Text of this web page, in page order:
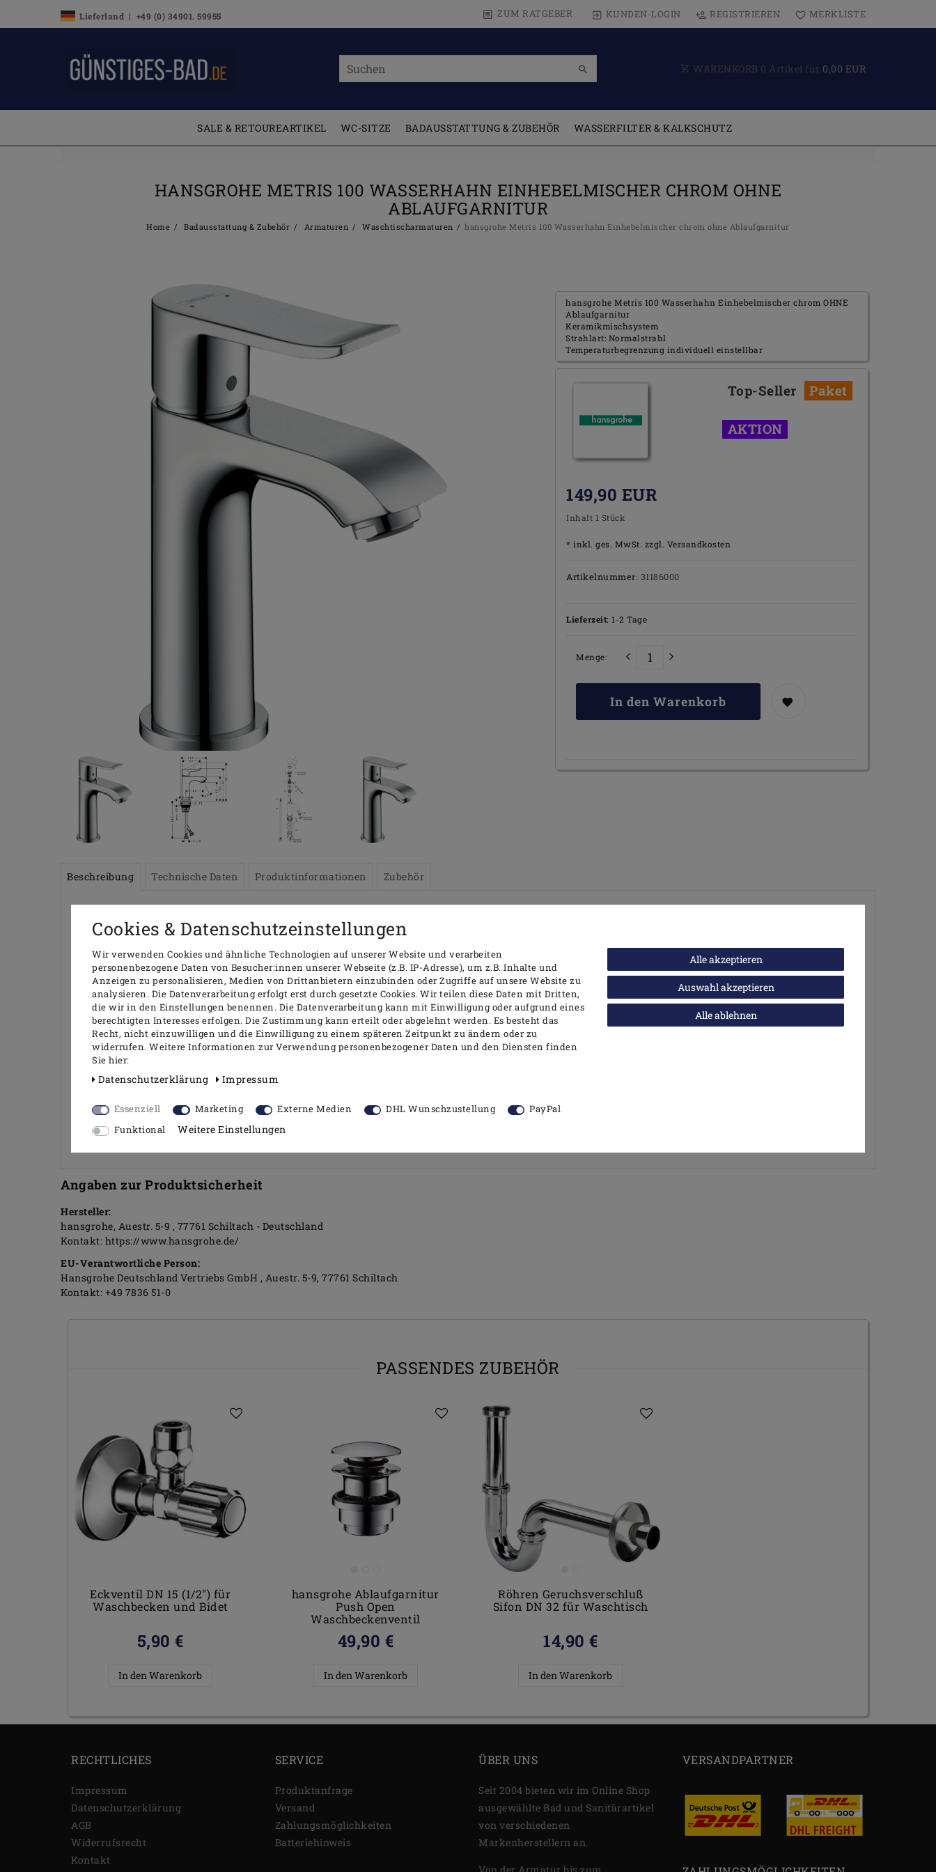
Lieferland | +49 (0) 34901. 59955 ZUM RATGEBER KUNDEN-LOGIN REGISTRIEREN MERKLISTE
WARENKORB 0 Artikel für 0,00 EUR
SALE & RETOUREARTIKEL WC-SITZE BADAUSSTATTUNG & ZUBEHÖR WASSERFILTER & KALKSCHUTZ
HANSGROHE METRIS 100 WASSERHAHN EINHEBELMISCHER CHROM OHNE
ABLAUFGARNITUR
Home Badausstattung & Zubehör Armaturen Waschtischarmaturen hansgrohe Metris 100 Wasserhahn Einhebelmischer chrom ohne Ablaufgarnitur
hansgrohe Metris 100 Wasserhahn Einhebelmischer chrom OHNE
Ablaufgarnitur
Keramikmischsystem
Strahlart: Normalstrahl
Temperaturbegrenzung individuell einstellbar
Top-Seller Paket
AKTION
149,90 EUR
Inhalt 1 Stück
* inkl. ges. MwSt. zzgl. Versandkosten
Artikelnummer: 31186000
Lieferzeit: 1-2 Tage
Menge:
In den Warenkorb
Beschreibung Technische Daten Produktinformationen Zubehör
METRIS100 Einhand-Waschtischbatterie Metris ohne Ablaufganitur für Handwaschbecken | Waschtisch - verchromt
ComfortZone: 100
Ausladung: 89 mm
Auslaufhöhe: 93 mm
Griffvariante: Hebelgriff
Strahlart: Normalstrahl
maximale Durchflussmenge bei 3 bar: 5 l/min
Keramikmischsystem
für Durchlauferhitzer geeignet
Anschlussgröße: DN15
Angaben zur Produktsicherheit
Hersteller:
hansgrohe Auestr. 5-9 77761 Schiltach
Deutschland
Kontakt: https://www.hansgrohe.de/
EU-Verantwortliche Person:
Hansgrohe Deutschland Vertriebs GmbH
Auestr. 5-9 77761 Schiltach
Kontakt: +49 7836 51-0
PASSENDES ZUBEHÖR
Eckventil DN 15 (1/2") für
Waschbecken und Bidet
5,90 €
In den Warenkorb
hansgrohe Ablaufgarnitur
Push Open
Waschbeckenventil
49,90 €
In den Warenkorb
Röhren Geruchsverschluß
Sifon DN 32 für Waschtisch
14,90 €
In den Warenkorb
RECHTLICHES
Impressum
Daten­schutz­erklärung
AGB
Widerrufs­recht
Kontakt
SERVICE
Produktanfrage
Versand
Zahlungsmöglichkeiten
Batteriehinweis
ÜBER UNS
Seit 2004 bieten wir im Online Shop
ausgewählte Bad und Sanitärartikel
von verschiedenen
Markenherstellern an.
VERSANDPARTNER
Cookies & Datenschutzeinstellungen
Wir verwenden Cookies und ähnliche Technologien auf unserer Website und verarbeiten
personenbezogene Daten von Besucher:innen unserer Webseite (z.B. IP-Adresse), um z.B. Inhalte und
Anzeigen zu personalisieren, Medien von Drittanbietern einzubinden oder Zugriffe auf unsere Website zu
analysieren. Die Datenverarbeitung erfolgt erst durch gesetzte Cookies. Wir teilen diese Daten mit Dritten,
die wir in den Einstellungen benennen. Die Datenverarbeitung kann mit Einwilligung oder aufgrund eines
berechtigten Interesses erfolgen. Die Zustimmung kann erteilt oder abgelehnt werden. Es besteht das
Recht, nicht einzuwilligen und die Einwilligung zu einem späteren Zeitpunkt zu ändern oder zu
widerrufen. Weitere Informationen zur Verwendung personenbezogener Daten und den Diensten finden
Sie hier:
Daten­schutz­erklärung Impressum
Essenziell Marketing Externe Medien DHL Wunschzustellung
PayPal
Funktional
Weitere Einstellungen
Alle akzeptieren
Auswahl akzeptieren
Alle ablehnen